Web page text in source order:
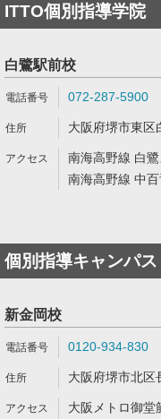
ITTO個別指導学院
白鷺駅前校
072-287-5900
大阪府堺市東区
南海高野線 白
南海高野線 中
個別指導キャンパス
新金岡校
0120-934-830
大阪府堺市北
大阪メトロ御堂